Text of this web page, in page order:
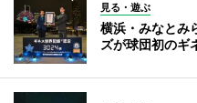
見る・遊ぶ
横浜・みなと
ズが球団初のギ